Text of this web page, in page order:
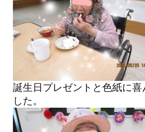
誕生日プレゼントと色紙に喜
した。